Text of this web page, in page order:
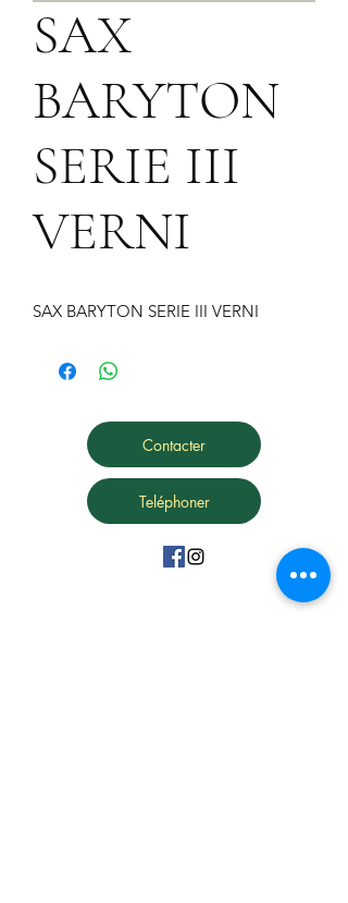
SAX
BARYTON
SERIE III
VERNI
SAX BARYTON SERIE III VERNI
Contacter
Teléphoner